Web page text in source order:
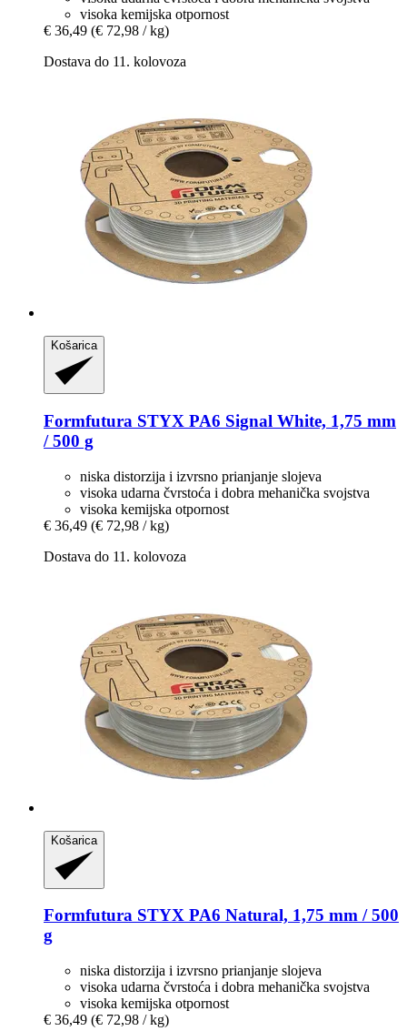
visoka kemijska otpornost
€ 36,49 (€ 72,98 / kg)
Dostava do 11. kolovoza
Košarica
Formfutura STYX PA6 Signal White, 1,75 mm
/ 500 g
niska distorzija i izvrsno prianjanje slojeva
visoka udarna čvrstoća i dobra mehanička svojstva
visoka kemijska otpornost
€ 36,49 (€ 72,98 / kg)
Dostava do 11. kolovoza
Košarica
Formfutura STYX PA6 Natural, 1,75 mm / 500
g
niska distorzija i izvrsno prianjanje slojeva
visoka udarna čvrstoća i dobra mehanička svojstva
visoka kemijska otpornost
€ 36,49 (€ 72,98 / kg)